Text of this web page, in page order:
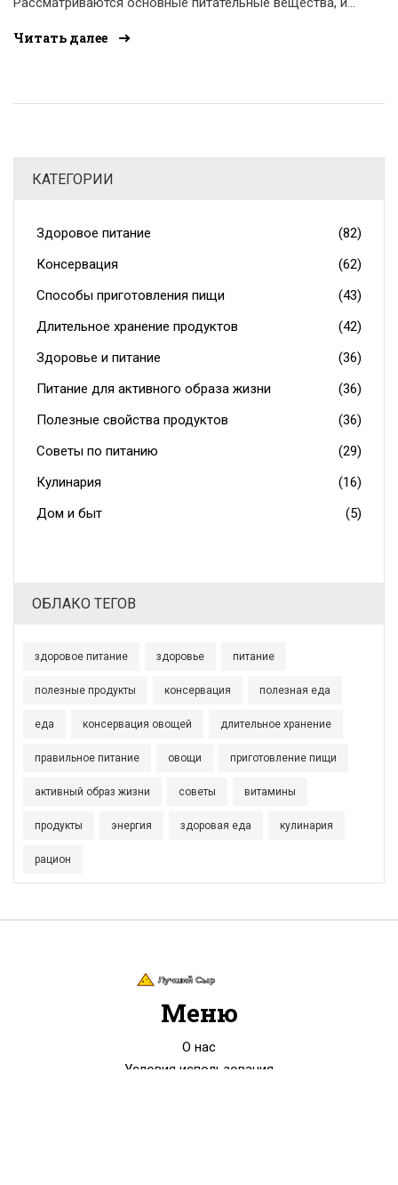
принесут наибольшую пользу. Даются практические
Читать далее
КАТЕГОРИИ
Здоровое питание
(82)
Консервация
(62)
Способы приготовления пищи
(43)
Длительное хранение продуктов
(42)
Здоровье и питание
(36)
Питание для активного образа жизни
(36)
Полезные свойства продуктов
(36)
Советы по питанию
(29)
Кулинария
(16)
Дом и быт
(5)
ОБЛАКО ТЕГОВ
здоровое питание здоровье питание
полезные продукты консервация полезная еда
еда консервация овощей длительное хранение
правильное питание овощи приготовление пищи
активный образ жизни советы витамины
продукты энергия здоровая еда кулинария
рацион
Меню
О нас
Условия использования